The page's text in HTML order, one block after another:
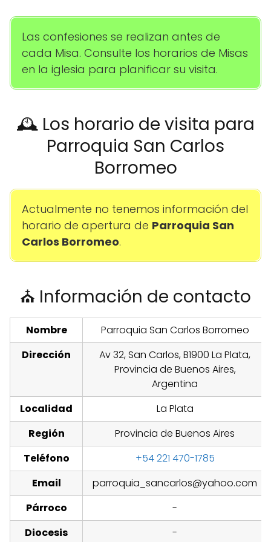
Las confesiones se realizan antes de
cada Misa. Consulte los horarios de Misas
en la iglesia para planificar su visita.
🕰️ Los horario de visita para
Parroquia San Carlos
Borromeo
Actualmente no tenemos información del
horario de apertura de Parroquia San
Carlos Borromeo.
⛪ Información de contacto
Nombre
Parroquia San Carlos Borromeo
Dirección
Av 32, San Carlos, B1900 La Plata,
Provincia de Buenos Aires,
Argentina
Localidad
La Plata
Región
Provincia de Buenos Aires
Teléfono
+54 221 470-1785
Email
parroquia_sancarlos@yahoo.com
Párroco
-
Diocesis
-